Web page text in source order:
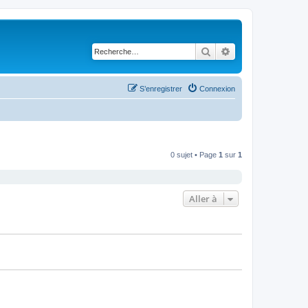
Rechercher
Connexion
S’enregistrer
0 sujet • Page 1 sur 1
Aller à